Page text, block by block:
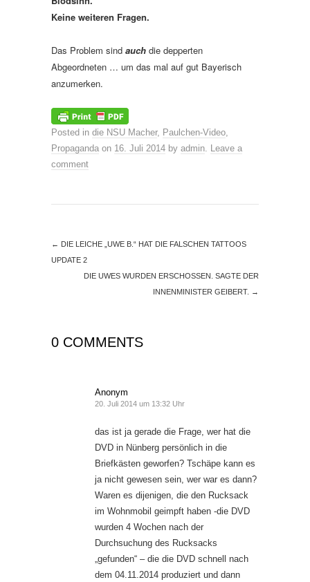
Keine weiteren Fragen.
Das Problem sind auch die depperten
Abgeordneten … um das mal auf gut Bayerisch
anzumerken.
Posted in die NSU Macher, Paulchen-Video,
Propaganda on 16. Juli 2014 by admin. Leave a
comment
← DIE LEICHE „UWE B.“ HAT DIE FALSCHEN TATTOOS
UPDATE 2
DIE UWES WURDEN ERSCHOSSEN. SAGTE DER
INNENMINISTER GEIBERT. →
0 COMMENTS
Anonym
20. Juli 2014 um 13:32 Uhr
das ist ja gerade die Frage, wer hat die
DVD in Nünberg persönlich in die
Briefkästen geworfen? Tschäpe kann es
ja nicht gewesen sein, wer war es dann?
Waren es dijenigen, die den Rucksack
im Wohnmobil geimpft haben -die DVD
wurden 4 Wochen nach der
Durchsuchung des Rucksacks
„gefunden“ – die die DVD schnell nach
dem 04.11.2014 produziert und dann